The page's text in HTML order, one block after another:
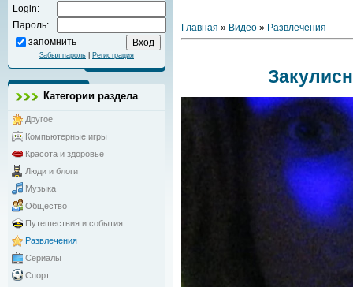
Login:
Пароль:
запомнить
Забыл пароль Регистрация
Категории раздела
Другое
Компьютерные игры
Красота и здоровье
Люди и блоги
Музыка
Общество
Путешествия и события
Развлечения
Сериалы
Спорт
Главная » Видео » Развлечения